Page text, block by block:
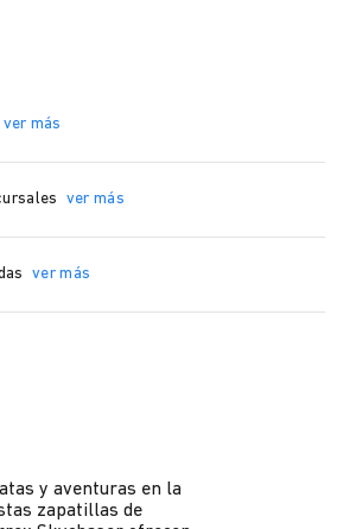
ver más
ver más
ver más
y aventuras en la
zapatillas de